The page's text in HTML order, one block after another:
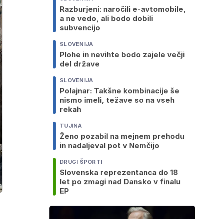
Razburjeni: naročili e-avtomobile,
a ne vedo, ali bodo dobili
subvencijo
SLOVENIJA
Plohe in nevihte bodo zajele večji
del države
SLOVENIJA
Polajnar: Takšne kombinacije še
nismo imeli, težave so na vseh
rekah
TUJINA
Ženo pozabil na mejnem prehodu
in nadaljeval pot v Nemčijo
DRUGI ŠPORTI
Slovenska reprezentanca do 18
let po zmagi nad Dansko v finalu
EP